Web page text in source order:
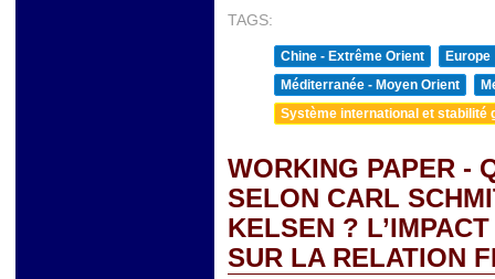
TAGS:
Chine - Extrême Orient
Europe
Méditerranée - Moyen Orient
Système international et stabilité
WORKING PAPER -
SELON CARL
KELSEN ?
SUR LA RELATION